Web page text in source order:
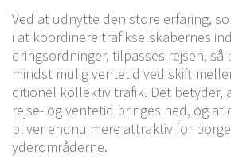
Ved at udnyt­te den store erfa­ring,
i at koor­di­ne­re tra­fik­sel­ska­ber­nes
drings­ord­nin­ger, til­pas­ses rej­sen, så
mindst mulig ven­te­tid ved skift
di­tio­nel kol­lek­tiv tra­fik. Det bety­der,
rejse- og ven­te­tid brin­ges ned, og
bli­ver endnu mere attrak­tiv for
yderområderne.